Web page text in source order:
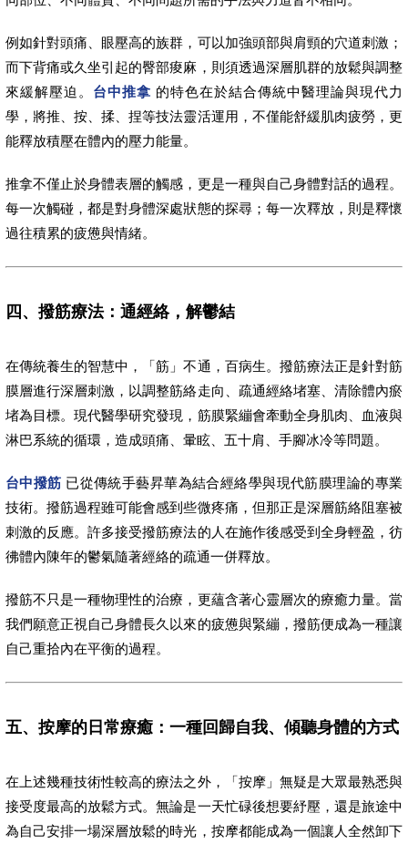
例如針對頭痛、眼壓高的族群，可以加強頭部與肩頸的穴道刺激；
而下背痛或久坐引起的臀部痠麻，則須透過深層肌群的放鬆與調整
來緩解壓迫。 台中推拿 的特色在於結合傳統中醫理論與現代力
學，將推、按、揉、捏等技法靈活運用，不僅能舒緩肌肉疲勞，更
能釋放積壓在體內的壓力能量。
推拿不僅止於身體表層的觸感，更是一種與自己身體對話的過程。
每一次觸碰，都是對身體深處狀態的探尋；每一次釋放，則是釋懷
過往積累的疲憊與情緒。
四、撥筋療法：通經絡，解鬱結
在傳統養生的智慧中，「筋」不通，百病生。撥筋療法正是針對筋
膜層進行深層刺激，以調整筋絡走向、疏通經絡堵塞、清除體內瘀
堵為目標。現代醫學研究發現，筋膜緊繃會牽動全身肌肉、血液與
淋巴系統的循環，造成頭痛、暈眩、五十肩、手腳冰冷等問題。
台中撥筋 已從傳統手藝昇華為結合經絡學與現代筋膜理論的專業
技術。撥筋過程雖可能會感到些微疼痛，但那正是深層筋絡阻塞被
刺激的反應。許多接受撥筋療法的人在施作後感受到全身輕盈，彷
彿體內陳年的鬱氣隨著經絡的疏通一併釋放。
撥筋不只是一種物理性的治療，更蘊含著心靈層次的療癒力量。當
我們願意正視自己身體長久以來的疲憊與緊繃，撥筋便成為一種讓
自己重拾內在平衡的過程。
五、按摩的日常療癒：一種回歸自我、傾聽身體的方式
在上述幾種技術性較高的療法之外，「按摩」無疑是大眾最熟悉與
接受度最高的放鬆方式。無論是一天忙碌後想要紓壓，還是旅途中
為自己安排一場深層放鬆的時光，按摩都能成為一個讓人全然卸下